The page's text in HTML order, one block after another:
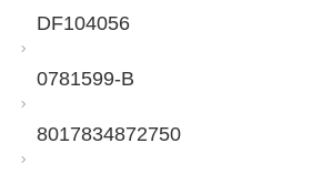
DF104056
0781599-B
8017834872750